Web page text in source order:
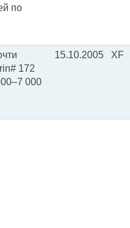
по
172
000
15.10.2005 XF